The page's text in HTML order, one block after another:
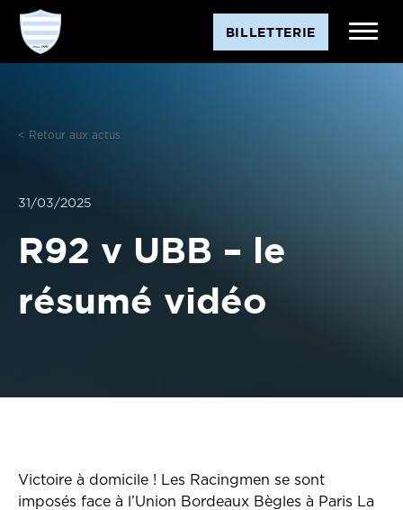
Aller
contenu
BILLETTERIE
< Retour aux actus
31/03/2025
R92 v UBB – le
résumé vidéo
Victoire à domicile ! Les Racingmen se sont
imposés face à l’Union Bordeaux Bègles à Paris La